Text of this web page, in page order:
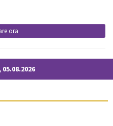
ora
05.08.2026